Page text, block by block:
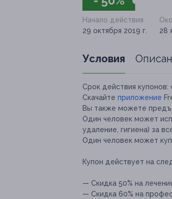
Начало действия
29 октября 2019 г.
28
Условия
Срок действия купонов:
Скачайте приложение
Вы также можете
Один человек может
удаление, гигиена) за
Один человек может
Купон действует на
— Скидка 50% на
— Скидка 60% на